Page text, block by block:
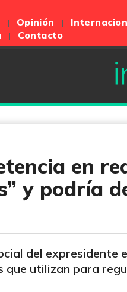
Opinión
Contacto
en
y podría
del expresidente
utilizan para